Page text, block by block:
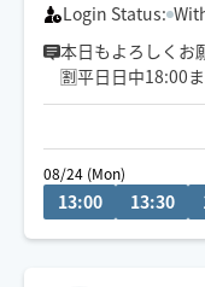
Login Status:
本日もよろしくお
🈹平日日中18:00
神戸発🚲下半身
った筋肉をほぐし
確かな経験💪遠方
ちしてます🙇‍♂️
08/24 (Mon)
13:00 13:30